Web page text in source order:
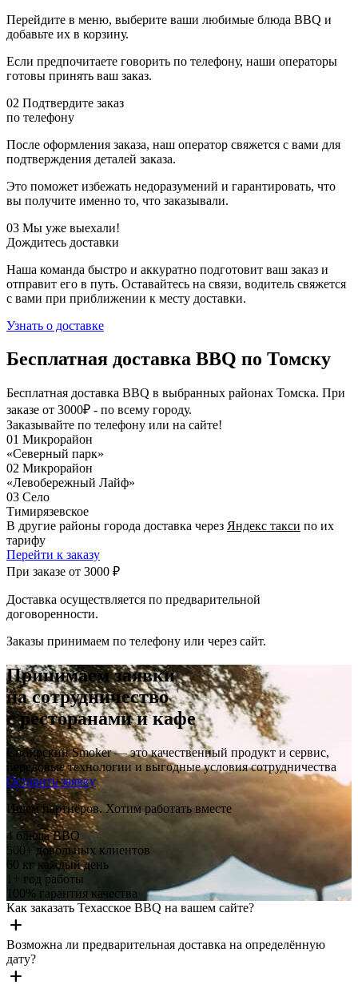
Перейдите в меню, выберите ваши любимые блюда BBQ и
добавьте их в корзину.
Если предпочитаете говорить по телефону, наши операторы
готовы принять ваш заказ.
02 Подтвердите заказ
по телефону
После оформления заказа, наш оператор свяжется с вами для
подтверждения деталей заказа.
Это поможет избежать недоразумений и гарантировать, что
вы получите именно то, что заказывали.
03 Мы уже выехали!
Дождитесь доставки
Наша команда быстро и аккуратно подготовит ваш заказ и
отправит его в путь. Оставайтесь на связи, водитель свяжется
с вами при приближении к месту доставки.
Узнать о доставке
Бесплатная доставка BBQ по Томску
Бесплатная доставка BBQ в выбранных районах Томска. При
заказе от 3000₽ - по всему городу.
Заказывайте по телефону или на сайте!
01 Микрорайон
«Северный парк»
02 Микрорайон
«Левобережный Лайф»
03 Село
Тимирязевское
В другие районы города доставка через Яндекс такси по их
тарифу
Перейти к заказу
При заказе от 3000 ₽
Доставка осуществляется по предварительной
договоренности.
Заказы принимаем по телефону или через сайт.
Принимаем заявки
насотрудничество
с ресторанами и кафе
Сибирский Smoker — это качественный продукт и сервис,
передовые технологии и выгодные условия сотрудничества
Оставить заявку
Ищем партнёров. Хотим работать вместе
4 блюда BBQ
500+ довольных клиентов
60 кг каждый день
1+ год работы
100% гарантия качества
Как заказать Техасское BBQ на вашем сайте?
add
Возможна ли предварительная доставка на определённую
дату?
add